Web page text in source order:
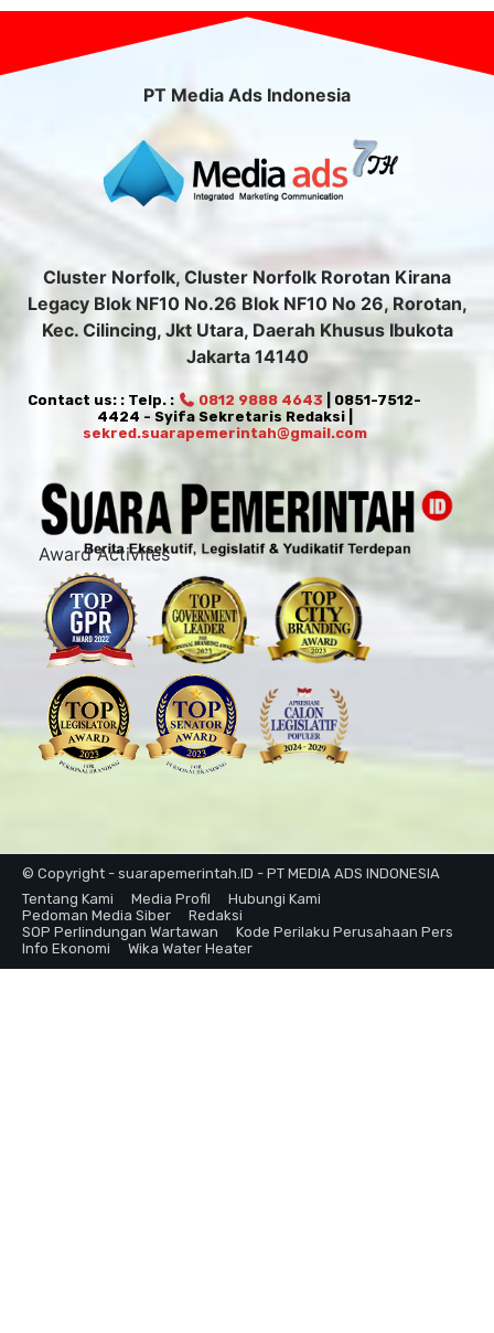
PT Media Ads Indonesia
Cluster Norfolk, Cluster Norfolk Rorotan Kirana
Legacy Blok NF10 No.26 Blok NF10 No 26, Rorotan,
Kec. Cilincing, Jkt Utara, Daerah Khusus Ibukota
Jakarta 14140
Contact us: : Telp. : 0812 9888 4643 | 0851-7512-
4424 - Syifa Sekretaris Redaksi |
sekred.suarapemerintah@gmail.com
Award Activites
© Copyright - suarapemerintah.ID - PT MEDIA ADS INDONESIA
Tentang Kami
Media Profil
Hubungi Kami
Pedoman Media Siber
Redaksi
SOP Perlindungan Wartawan
Kode Perilaku Perusahaan Pers
Info Ekonomi
Wika Water Heater